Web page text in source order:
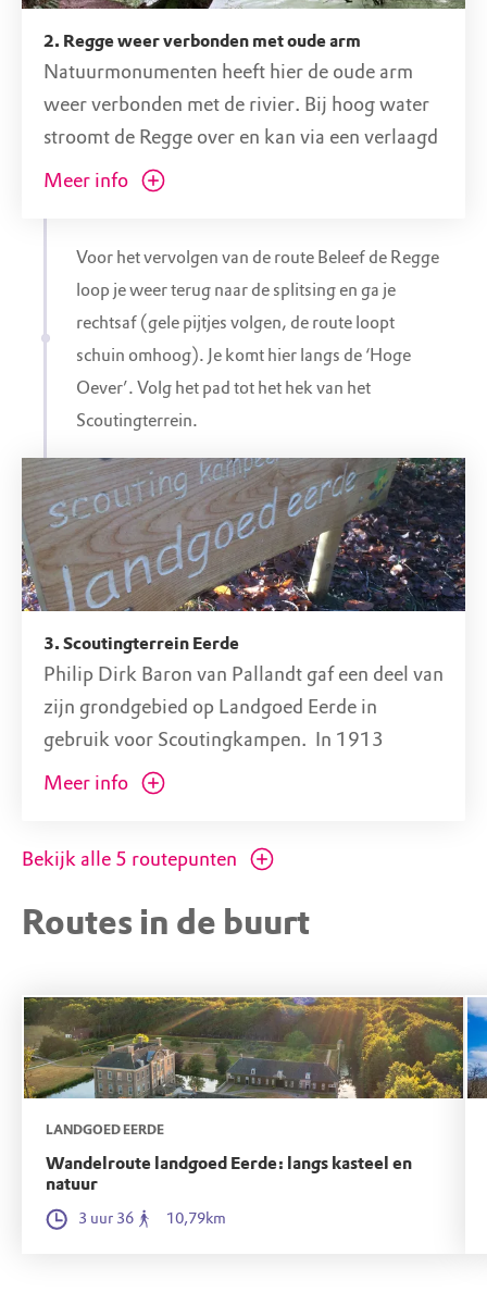
2. Regge weer verbonden met oude arm
Natuurmonumenten heeft hier de oude arm
weer verbonden met de rivier. Bij hoog water
stroomt de Regge over en kan via een verlaagd
deel weer richting Steile Oever stromen.
stevige wortelstelsels zijn ze al decennia
onverwoestbaar.
Meer info
Voor het vervolgen van de route Beleef de Regge
loop je weer terug naar de splitsing en ga je
rechtsaf (gele pijtjes volgen, de route loopt
schuin omhoog). Je komt hier langs de ‘Hoge
Oever’. Volg het pad tot het hek van het
Scoutingterrein.
3. Scoutingterrein Eerde
Philip Dirk Baron van Pallandt gaf een deel van
zijn grondgebied op Landgoed Eerde in
gebruik voor Scoutingkampen. In 1913
kampeerden de eerste padvinders op landgoed
kampen. Natuurmonumenten ondersteunt dit
van harte en stelt het terrein beschikbaar.
Meer info
Bekijk alle 5 routepunten
Routes in de buurt
LANDGOED EERDE
Wandelroute landgoed Eerde: langs kasteel en
natuur
3 uur 36 10,79km